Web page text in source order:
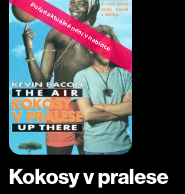
Pořad aktuálně není v nabídce
Kokosy v pralese